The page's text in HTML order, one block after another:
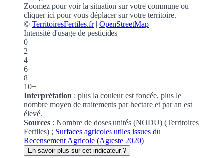
Zoomez pour voir la situation sur votre commune ou
cliquer ici pour vous déplacer sur votre territoire.
© TerritoiresFertiles.fr| OpenStreetMap
Intensité d'usage de pesticides
0
2
4
6
8
10+
Interprétation : plus la couleur est foncée, plus le
nombre moyen de traitements par hectare et par an est
élevé.
Sources : Nombre de doses unités (NODU) (Territoires
Fertiles) ; Surfaces agricoles utiles issues du
Recensement Agricole (Agreste 2020)
En savoir plus sur cet indicateur ?